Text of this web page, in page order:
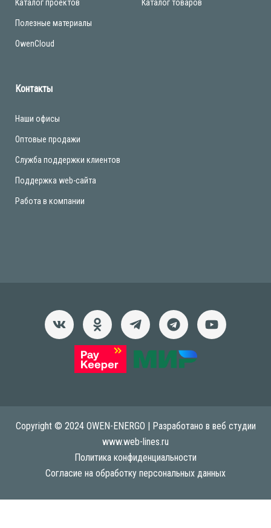
Каталог проектов
Полезные материалы
OwenCloud
Каталог товаров
Контакты
Наши офисы
Оптовые продажи
Служба поддержки клиентов
Поддержка web-сайта
Работа в компании
Copyright © 2024 OWEN-ENERGO | Разработано в веб студии
www.web-lines.ru
Политика конфиденциальности
Согласие на обработку персональных данных